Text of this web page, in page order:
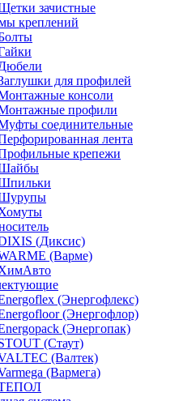
зачистные
креплений
для профилей
консоли
профили
соединительные
лента
крепежи
(Диксис)
(Варме)
(Энергофлекс)
(Энергофлор)
(Энергопак)
(Стаут)
(Валтек)
(Вармега)